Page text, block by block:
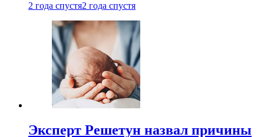
2 года спустя2 года спустя
Эксперт Решетун назвал причины